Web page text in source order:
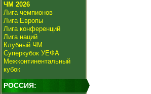
ЧМ 2026
Лига чемпионов
Лига Европы
Лига конференций
Лига наций
Клубный ЧМ
Суперкубок УЕФА
Межконтинентальный
кубок
РОССИЯ: